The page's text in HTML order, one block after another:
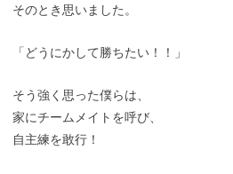
そのとき思いました。
「どうにかして勝ちたい！！」
そう強く思った僕らは、
家にチームメイトを呼び、
自主練を敢行！